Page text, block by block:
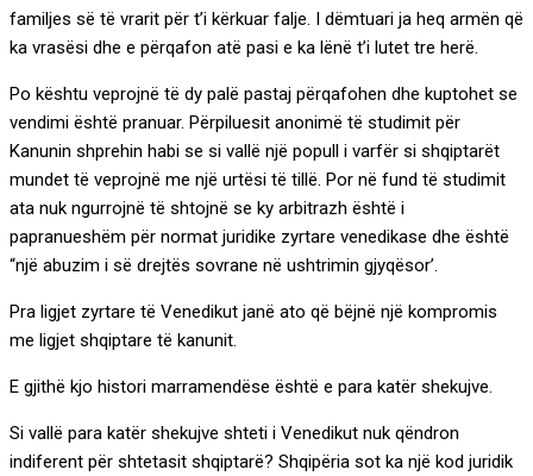
familjes së të vrarit për t’i kërkuar falje. I dëmtuari ja heq armën që
ka vrasësi dhe e përqafon atë pasi e ka lënë t’i lutet tre herë.
Po kështu veprojnë të dy palë pastaj përqafohen dhe kuptohet se
vendimi është pranuar. Përpiluesit anonimë të studimit për
Kanunin shprehin habi se si vallë një popull i varfër si shqiptarët
mundet të veprojnë me një urtësi të tillë. Por në fund të studimit
ata nuk ngurrojnë të shtojnë se ky arbitrazh është i
papranueshëm për normat juridike zyrtare venedikase dhe është
“një abuzim i së drejtës sovrane në ushtrimin gjyqësor’.
Pra ligjet zyrtare të Venedikut janë ato që bëjnë një kompromis
me ligjet shqiptare të kanunit.
E gjithë kjo histori marramendëse është e para katër shekujve.
Si vallë para katër shekujve shteti i Venedikut nuk qëndron
indiferent për shtetasit shqiptarë? Shqipëria sot ka një kod juridik